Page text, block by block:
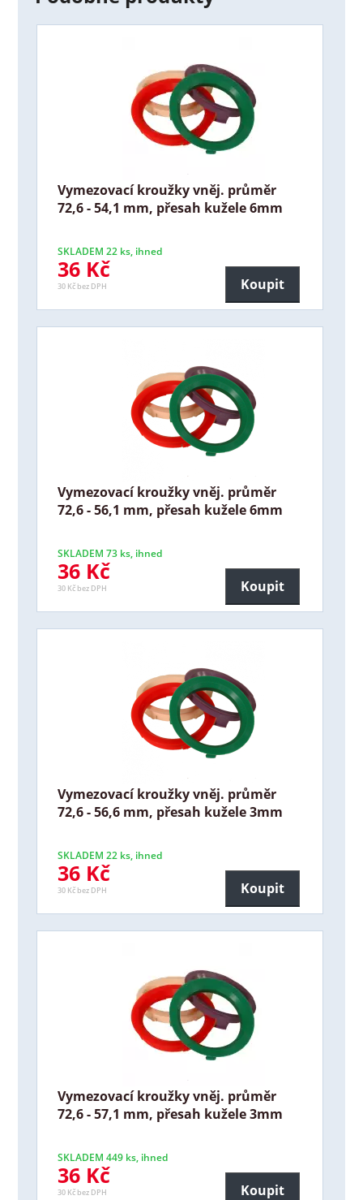
Vymezovací kroužky vněj. průměr
72,6 - 54,1 mm, přesah kužele 6mm
SKLADEM 22 ks, ihned
36 Kč
30 Kč bez DPH Koupit
Vymezovací kroužky vněj. průměr
72,6 - 56,1 mm, přesah kužele 6mm
SKLADEM 73 ks, ihned
36 Kč
30 Kč bez DPH Koupit
Vymezovací kroužky vněj. průměr
72,6 - 56,6 mm, přesah kužele 3mm
SKLADEM 22 ks, ihned
36 Kč
30 Kč bez DPH Koupit
Vymezovací kroužky vněj. průměr
72,6 - 57,1 mm, přesah kužele 3mm
SKLADEM 449 ks, ihned
36 Kč
30 Kč bez DPH Koupit